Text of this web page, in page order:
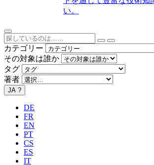
い。
カテゴリー
その対象は誰か
タグ
著者
JA ?
DE
FR
EN
PT
CS
ES
IT